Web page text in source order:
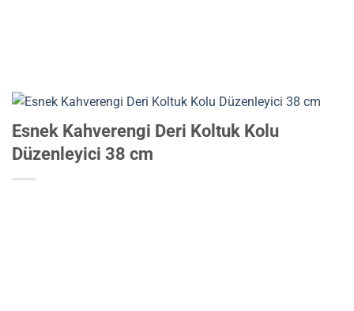
Esnek Kahverengi Deri Koltuk Kolu
Düzenleyici 38 cm